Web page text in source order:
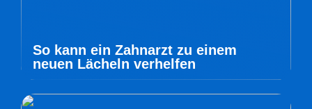
So kann ein Zahnarzt zu einem
neuen Lächeln verhelfen